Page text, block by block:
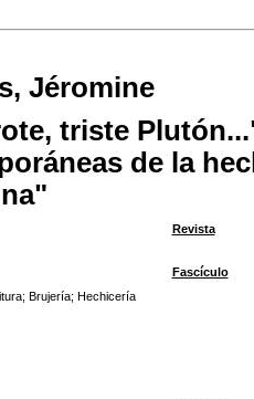
Jéromine
triste
de la
Revista
Fascículo
; Brujería; Hechicería